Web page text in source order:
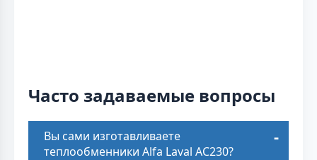
Часто задаваемые вопросы
Вы сами изготавливаете
теплообменники Alfa Laval AC230?